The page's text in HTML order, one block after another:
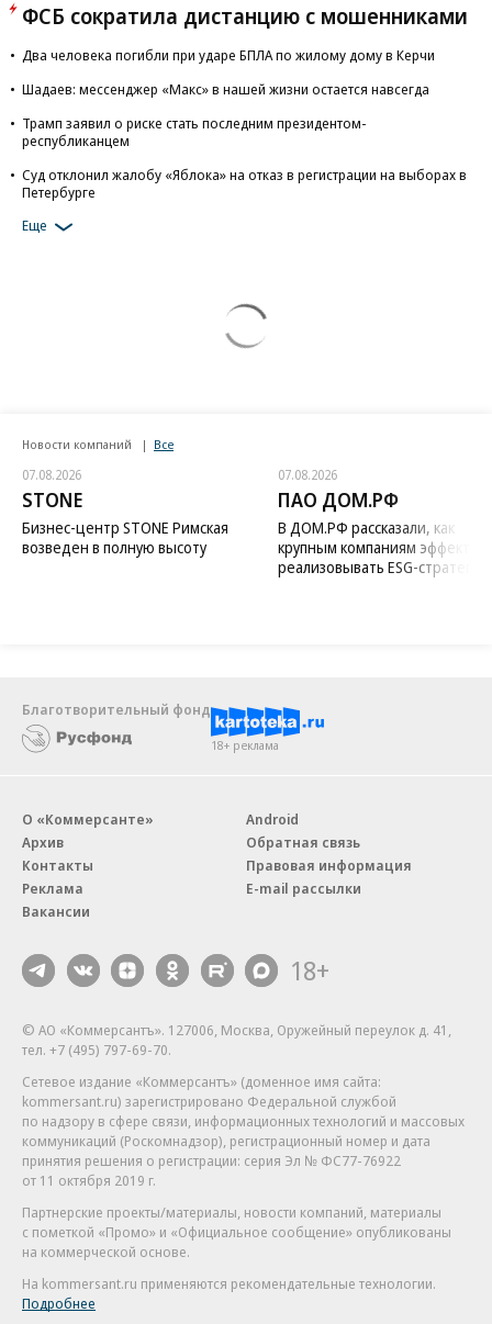
ФСБ сократила дистанцию с мошенниками
Два человека погибли при ударе БПЛА по жилому дому в Керчи
Шадаев: мессенджер «Макс» в нашей жизни остается навсегда
Трамп заявил о риске стать последним президентом-
республиканцем
Суд отклонил жалобу «Яблока» на отказ в регистрации на выборах в
Петербурге
Еще
Новости компаний Все
07.08.2026
STONE
Бизнес-центр STONE Римская
возведен в полную высоту
07.08.2026
ПАО ДОМ.РФ
В ДОМ.РФ рассказали, как
крупным компаниям
реализовывать ESG-стратегию
Благотворительный фонд
18+ реклама
О «Коммерсанте»
Архив
Контакты
Реклама
Вакансии
Android
Обратная связь
Правовая информация
E-mail рассылки
18+
© АО «Коммерсантъ». 127006, Москва, Оружейный переулок д. 41,
тел. +7 (495) 797-69-70.
Сетевое издание «Коммерсантъ» (доменное имя сайта:
kommersant.ru) зарегистрировано Федеральной службой
по надзору в сфере связи, информационных технологий и массовых
коммуникаций (Роскомнадзор), регистрационный номер и дата
принятия решения о регистрации: серия Эл № ФС77-76922
от 11 октября 2019 г.
Партнерские проекты/материалы, новости компаний, материалы
с пометкой «Промо» и «Официальное сообщение» опубликованы
на коммерческой основе.
На kommersant.ru применяются рекомендательные технологии.
Подробнее